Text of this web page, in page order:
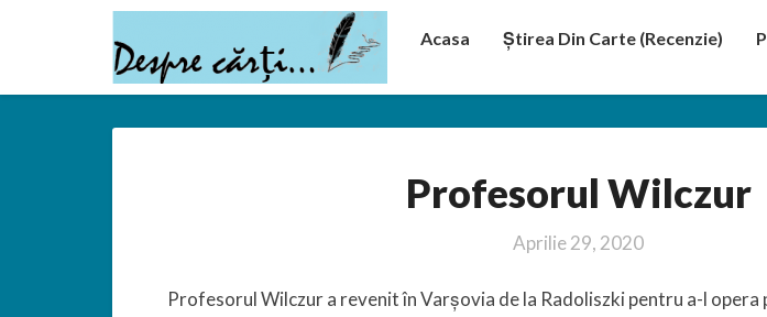
Acasa Știrea Din Carte (recenzie)
Wilczur
Profesorul Wilczur
Aprilie 29, 2020
Profesorul Wilczur a revenit în Varșovia de la Radoliszki pentru a-l opera